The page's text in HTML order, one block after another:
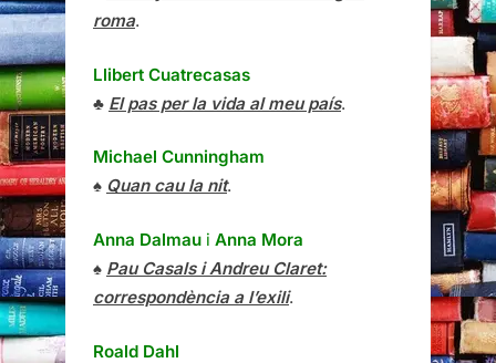
roma.
Llibert Cuatrecasas
♣ El pas per la vida al meu país.
Michael Cunningham
♠ Quan cau la nit.
Anna Dalmau i Anna Mora
♠ Pau Casals i Andreu Claret:
correspondència a l’exili.
Roald Dahl